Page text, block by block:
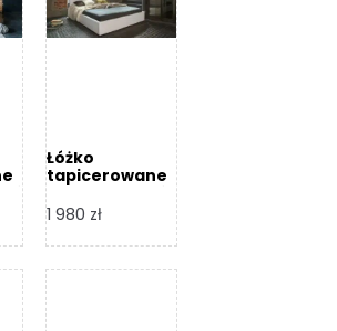
Łóżko
tapicerowane
Design
1 980 zł